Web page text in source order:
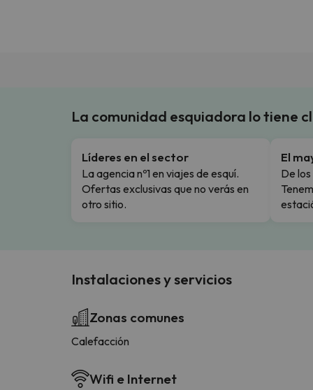
La comunidad esquiadora lo tiene
Líderes en el sector
La agencia nº1 en viajes de esquí.
Ofertas exclusivas que no verás en
otro sitio.
El
De
Instalaciones y servicios
Zonas comunes
Calefacción
Wifi e Internet